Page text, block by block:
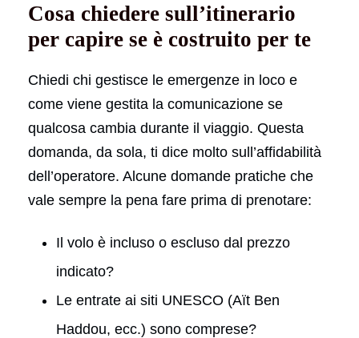
Cosa chiedere sull’itinerario
per capire se è costruito per te
Chiedi chi gestisce le emergenze in loco e
come viene gestita la comunicazione se
qualcosa cambia durante il viaggio. Questa
domanda, da sola, ti dice molto sull’affidabilità
dell’operatore. Alcune domande pratiche che
vale sempre la pena fare prima di prenotare:
Il volo è incluso o escluso dal prezzo
indicato?
Le entrate ai siti UNESCO (Aït Ben
Haddou, ecc.) sono comprese?